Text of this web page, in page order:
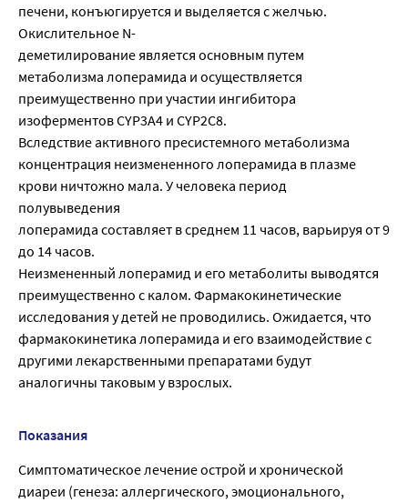
печени, конъюгируется и выделяется с желчью.
Окислительное N-
деметилирование является основным путем
метаболизма лоперамида и осуществляется
преимущественно при участии ингибитора
изоферментов CYP3A4 и CYP2C8.
Вследствие активного пресистемного метаболизма
концентрация неизмененного лоперамида в плазме
крови ничтожно мала. У человека период
полувыведения
лоперамида составляет в среднем 11 часов, варьируя от 9
до 14 часов.
Неизмененный лоперамид и его метаболиты выводятся
преимущественно с калом. Фармакокинетические
исследования у детей не проводились. Ожидается, что
фармакокинетика лоперамида и его взаимодействие с
другими лекарственными препаратами будут
аналогичны таковым у взрослых.
Показания
Симптоматическое лечение острой и хронической
диареи (генеза: аллергического, эмоционального,